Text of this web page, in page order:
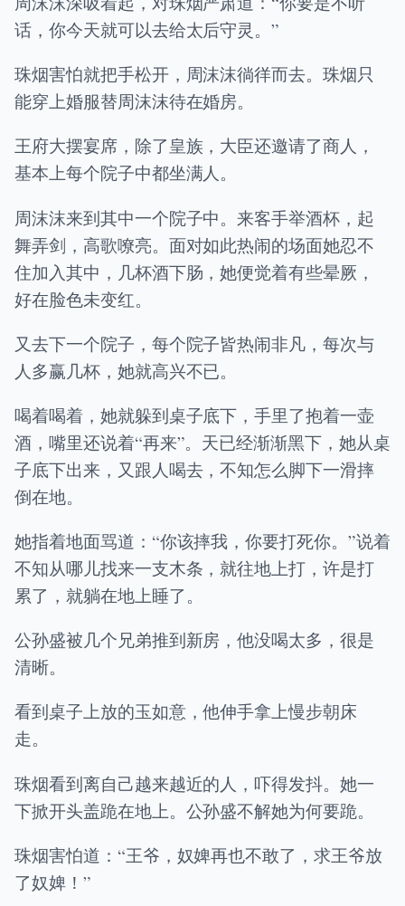
话，你今天就可以去给太后守灵。”
珠烟害怕就把手松开，周沫沫徜徉而去。珠烟只
能穿上婚服替周沫沫待在婚房。
王府大摆宴席，除了皇族，大臣还邀请了商人，
基本上每个院子中都坐满人。
周沫沫来到其中一个院子中。来客手举酒杯，起
舞弄剑，高歌嘹亮。面对如此热闹的场面她忍不
住加入其中，几杯酒下肠，她便觉着有些晕厥，
好在脸色未变红。
又去下一个院子，每个院子皆热闹非凡，每次与
人多赢几杯，她就高兴不已。
喝着喝着，她就躲到桌子底下，手里了抱着一壶
酒，嘴里还说着“再来”。天已经渐渐黑下，她从桌
子底下出来，又跟人喝去，不知怎么脚下一滑摔
倒在地。
她指着地面骂道：“你该摔我，你要打死你。”说着
不知从哪儿找来一支木条，就往地上打，许是打
累了，就躺在地上睡了。
公孙盛被几个兄弟推到新房，他没喝太多，很是
清晰。
看到桌子上放的玉如意，他伸手拿上慢步朝床
走。
珠烟看到离自己越来越近的人，吓得发抖。她一
下掀开头盖跪在地上。公孙盛不解她为何要跪。
珠烟害怕道：“王爷，奴婢再也不敢了，求王爷放
了奴婢！”